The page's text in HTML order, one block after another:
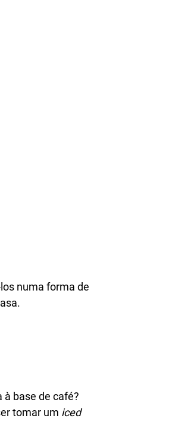
numa forma de
à base de café?
tomar um iced